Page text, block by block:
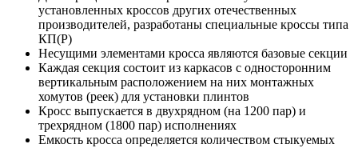
установленных кроссов других отечественных
производителей, разработаны специальные кроссы типа
КП(Р)
Несущими элементами кросса являются базовые секции
Каждая секция состоит из каркасов с односторонним
вертикальным расположением на них монтажных
хомутов (реек) для установки плинтов
Кросс выпускается в двухрядном (на 1200 пар) и
трехрядном (1800 пар) исполнениях
Емкость кросса определяется количеством стыкуемых